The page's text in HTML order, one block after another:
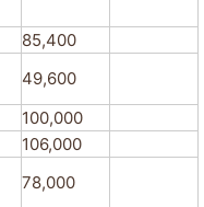
85,400
49,600
100,000
106,000
78,000